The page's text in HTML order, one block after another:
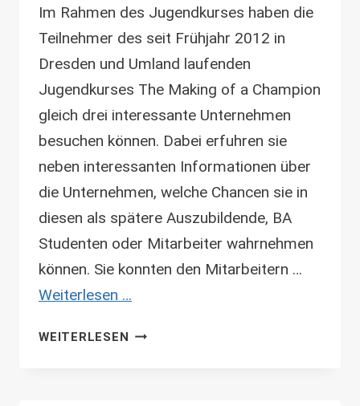
Im Rahmen des Jugendkurses haben die
Teilnehmer des seit Frühjahr 2012 in
Dresden und Umland laufenden
Jugendkurses The Making of a Champion
gleich drei interessante Unternehmen
besuchen können. Dabei erfuhren sie
neben interessanten Informationen über
die Unternehmen, welche Chancen sie in
diesen als spätere Auszubildende, BA
Studenten oder Mitarbeiter wahrnehmen
können. Sie konnten den Mitarbeitern …
Weiterlesen …
WEITERLESEN UNTERNEHMERTAG